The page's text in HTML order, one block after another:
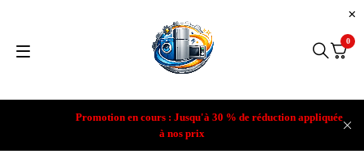
Promotion en cours : Jusqu'à 30 % de réduction appliquée
à nos prix
0